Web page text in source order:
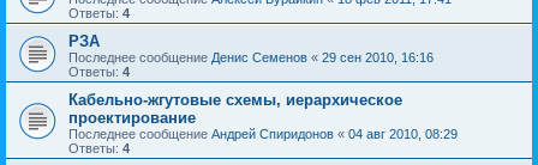
Ответы: 4
РЗА
Последнее сообщение Денис Семенов « 29 сен 2010, 16:16
Ответы: 4
Кабельно-жгутовые схемы, иерархическое
проектирование
Последнее сообщение Андрей Спиридонов « 04 авг 2010, 08:29
Ответы: 4